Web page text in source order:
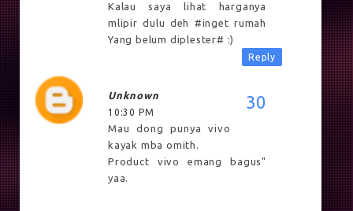
Kalau saya lihat harganya
mlipir dulu deh #inget rumah
Yang belum diplester# :)
Reply
Unknown
10:30 PM
Mau dong punya vivo
kayak mba omith.
Product vivo emang bagus"
yaa.